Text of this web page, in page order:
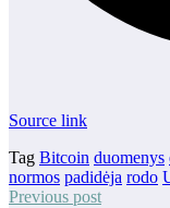
Source link
Tag Bitcoin duomenys
normos padidėja rodo
Previous post